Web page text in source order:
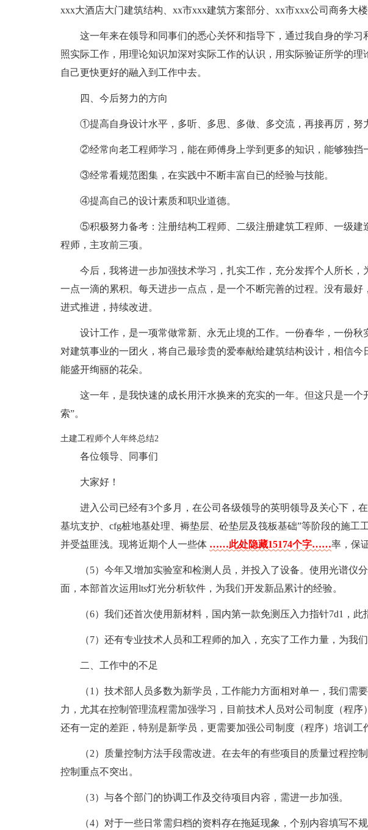
xxx大酒店大门建筑结构、xx市xxx建筑方案部分、xx市xxx公司商务
这一年来在领导和同事们的悉心关怀和指导下，通过我自身的学
照实际工作，用理论知识加深对实际工作的认识，用实际验证所学的
自己更快更好的融入到工作中去。
四、今后努力的方向
①提高自身设计水平，多听、多思、多做、多交流，再接再厉，努
②经常向老工程师学习，能在师傅身上学到更多的知识，能够独挡
③经常看规范图集，在实践中不断丰富自已的经验与技能。
④提高自己的设计素质和职业道德。
⑤积极努力备考：注册结构工程师、二级注册建筑工程师、一级建
程师，主攻前三项。
今后，我将进一步加强技术学习，扎实工作，充分发挥个人所长
一点一滴的累积。每天进步一点点，是一个不断完善的过程。没有最
进式推进，持续改进。
设计工作，是一项常做常新、永无止境的工作。一份春华，一份
对建筑事业的一团火，将自己最珍贵的爱奉献给建筑结构设计，相信
能盛开绚丽的花朵。
这一年，是我快速的成长用汗水换来的充实的一年。但这只是一个
索”。
土建工程师个人年终总结2
各位领导、同事们
大家好！
进入公司已经有3个多月，在公司各级领导的英明领导及关心下，
基坑支护、cfg桩地基处理、褥垫层、砼垫层及筏板基础”等阶段的施工
并受益匪浅。现将近期个人一些体 ……此处隐藏15174个字……率，保
（5）今年又增加实验室和检测人员，并投入了设备。使用光谱仪
面，本部首次运用lts灯光分析软件，为我们开发新品累计的经验。
（6）我们还首次使用新材料，国内第一款免测压入力指针7d1，此
（7）还有专业技术人员和工程师的加入，充实了工作力量，为我
二、工作中的不足
（1）技术部人员多数为新学员，工作能力方面相对单一，我们需
力，尤其在控制管理流程需加强学习，目前技术人员对公司制度（程
还有一定的差距，特别是新学员，更需要加强公司制度（程序）培训工
（2）质量控制方法手段需改进。在去年的有些项目的质量过程控
控制重点不突出。
（3）与各个部门的协调工作及交待项目内容，需进一步加强。
（4）对于一些日常需归档的资料存在拖延现象，个别内容填写不